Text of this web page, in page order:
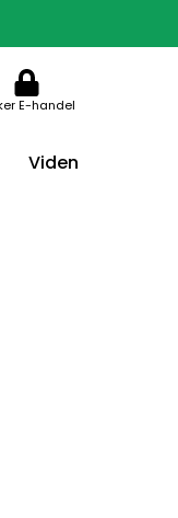
E-handel
Viden